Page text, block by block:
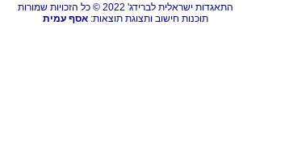
התאגדות ישראלית לברידג' 2022 © כל הזכויות שמורות
תוכנות חישוב ותצוגת תוצאות:אסף עמית